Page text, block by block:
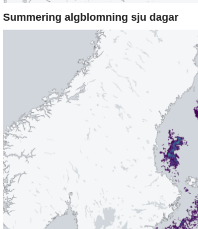
Summering algblomning sju dagar